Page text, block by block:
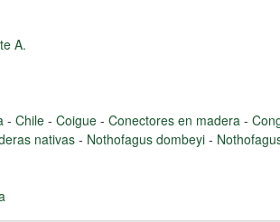
A.
- Chile - Coigue - Conectores en madera -
nativas- Nothofagus dombeyi -